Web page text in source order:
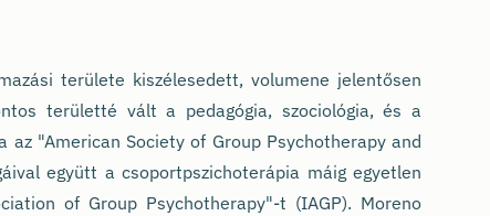
területe kiszélesedett, volumene jelentősen
területté vált a pedagógia, szociológia, és a
"American Society of Group Psychotherapy and
együtt a csoportpszichoterápia máig egyetlen
of Group Psychotherapy"-t (IAGP). Moreno